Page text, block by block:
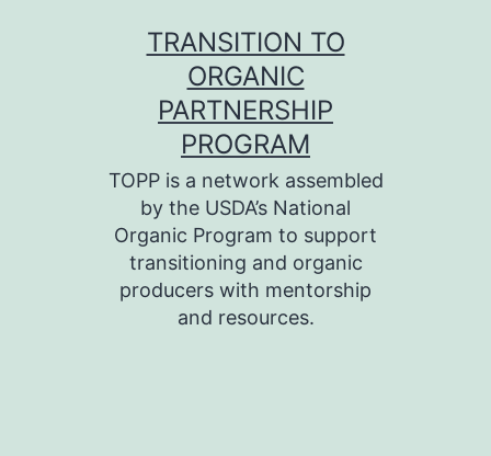
TRANSITION TO
ORGANIC
PARTNERSHIP
PROGRAM
TOPP is a network assembled
by the USDA’s National
Organic Program to support
transitioning and organic
producers with mentorship
and resources.